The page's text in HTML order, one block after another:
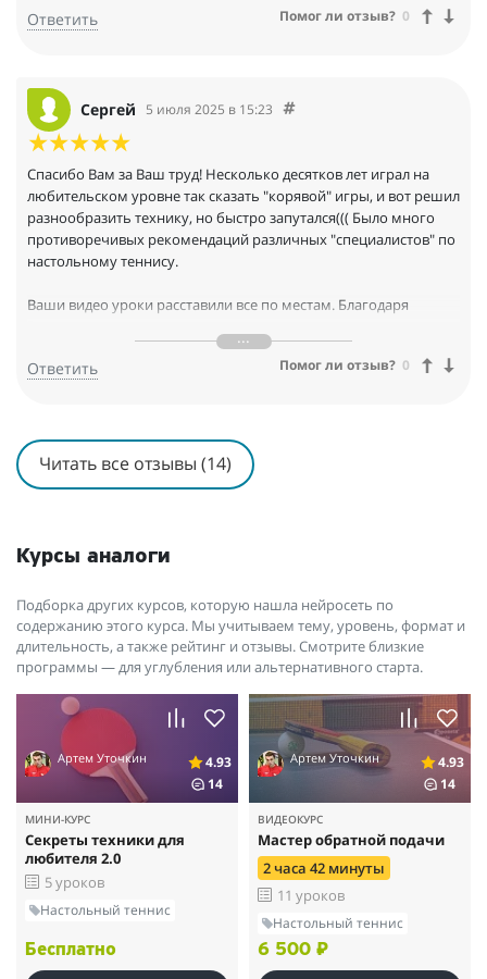
Ответить Помог ли отзыв? 0
Сергей 5 июля 2025 в 15:23
Спасибо Вам за Ваш труд! Несколько десятков лет играл на
любительском уровне так сказать "корявой" игры, и вот решил
разнообразить технику, но быстро запутался((( Было много
противоречивых рекомендаций различных "специалистов" по
настольному теннису.
Ваши видео уроки расставили все по местам. Благодаря
стратегическим вопросам игры, и уже сразу начал получать
отдачу...
Ответить Помог ли отзыв? 0
Читать все отзывы (14)
Курсы аналоги
Подборка других курсов, которую нашла нейросеть по
содержанию этого курса. Мы учитываем тему, уровень, формат и
длительность, а также рейтинг и отзывы. Смотрите близкие
программы — для углубления или альтернативного старта.
Артем Уточкин
4.93
14
МИНИ-КУРС
Секреты техники для
любителя 2.0
5 уроков
Настольный теннис
Бесплатно
Артем Уточкин
4.93
14
ВИДЕОКУРС
Мастер обратной подачи
2 часа 42 минуты
11 уроков
Настольный теннис
6 500 ₽